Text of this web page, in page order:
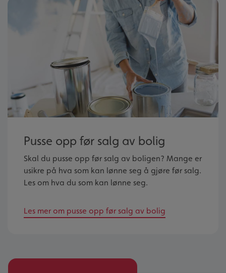
Pusse opp før salg av bolig
Skal du pusse opp før salg av boligen? Mange er
usikre på hva som kan lønne seg å gjøre før salg.
Les om hva du som kan lønne seg.
Les mer om pusse opp før salg av bolig